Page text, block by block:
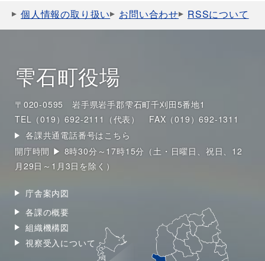
個人情報の取り扱い お問い合わせ RSSについて
雫石町役場
〒020-0595 岩手県岩手郡雫石町千刈田5番地1
TEL（019）692-2111（代表）
FAX（019）692-1311
各課共通電話番号はこちら
開庁時間 ▶ 8時30分～17時15分（土・日曜日、祝日、12
月29日～1月3日を除く）
庁舎案内図
各課の概要
組織機構図
視察受入について